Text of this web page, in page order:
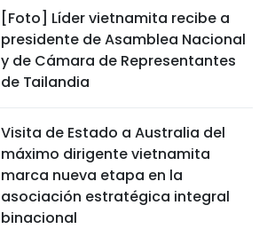
[Foto] Líder vietnamita recibe a
presidente de Asamblea Nacional
y de Cámara de Representantes
de Tailandia
Visita de Estado a Australia del
máximo dirigente vietnamita
marca nueva etapa en la
asociación estratégica integral
binacional